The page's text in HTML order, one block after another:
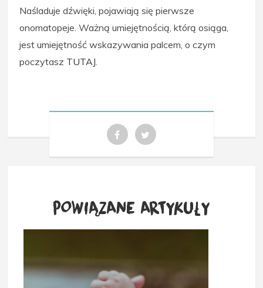
Naśladuje dźwięki, pojawiają się pierwsze
onomatopeje. Ważną umiejętnością, którą osiąga,
jest umiejętność wskazywania palcem, o czym
poczytasz TUTAJ
POWIĄZANE ARTYKUŁY